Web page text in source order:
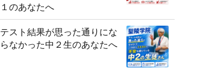
１のあなたへ
テスト結果が思った通りにな
らなかった中２生のあなたへ